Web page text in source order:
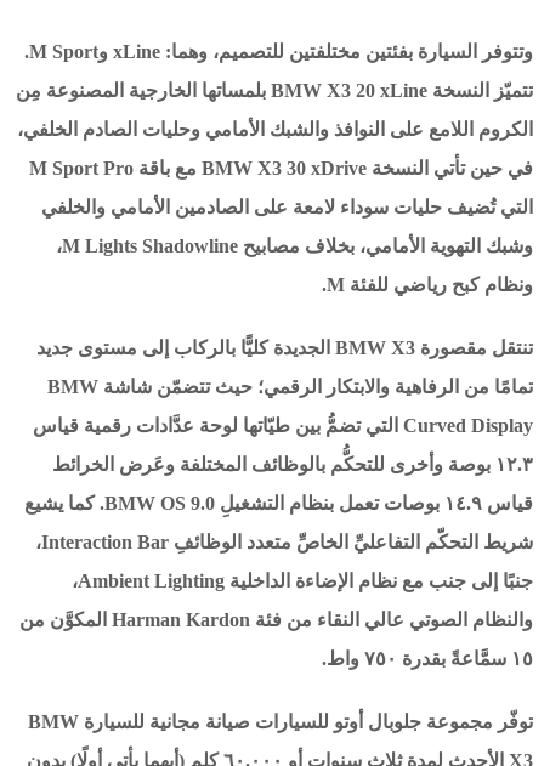
وتتوفر السيارة بفئتين مختلفتين للتصميم، وهما: xLine وM Sport.
تتميّز النسخة BMW X3 20 xLine بلمساتها الخارجية المصنوعة مِن
الكروم اللامع على النوافذ والشبك الأمامي وحليات الصادم الخلفي،
في حين تأتي النسخة BMW X3 30 xDrive مع باقة M Sport Pro
التي تُضيف حليات سوداء لامعة على الصادمين الأمامي والخلفي
وشبك التهوية الأمامي، بخلاف مصابيح M Lights Shadowline،
ونظام كبح رياضي للفئة M.
تنتقل مقصورة BMW X3 الجديدة كليًّا بالركاب إلى مستوى جديد
تمامًا من الرفاهية والابتكار الرقمي؛ حيث تتضمّن شاشة BMW
Curved Display التي تضمُّ بين طيّاتها لوحة عدَّادات رقمية قياس
١٢.٣ بوصة وأخرى للتحكُّم بالوظائف المختلفة وعَرض الخرائط
قياس ١٤.٩ بوصات تعمل بنظام التشغيلِ BMW OS 9.0. كما يشيع
شريط التحكّم التفاعليِّ الخاصِّ متعدد الوظائفِ Interaction Bar،
جنبًا إلى جنب مع نظام الإضاءة الداخلية Ambient Lighting،
والنظام الصوتي عالي النقاء من فئة Harman Kardon المكوَّن من
١٥ سمَّاعةً بقدرة ٧٥٠ واط.
توفّر مجموعة جلوبال أوتو للسيارات صيانة مجانية للسيارة BMW
X3 الأحدث لمدة ثلاث سنوات أو ٦٠.٠٠٠ كلم (أيهما يأتي أولًا) بدون